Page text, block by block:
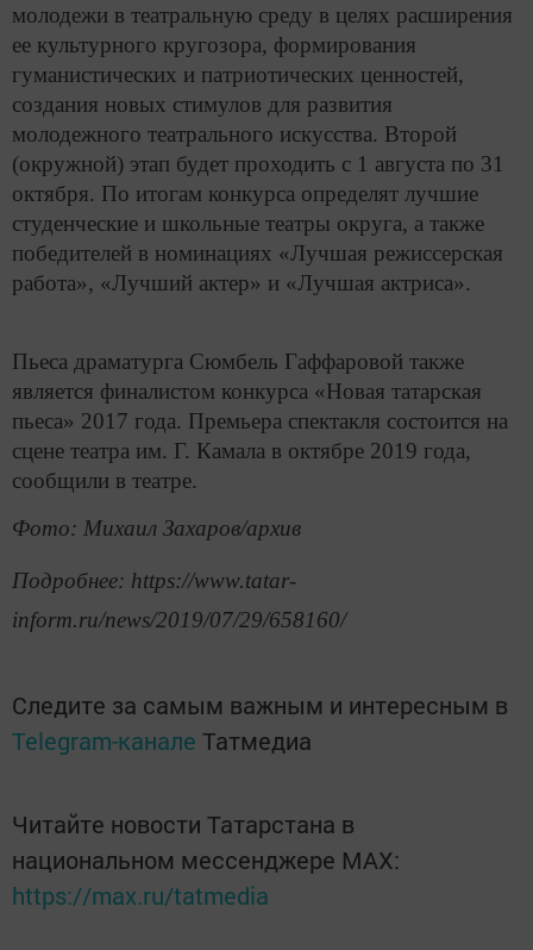
молодежи в театральную среду в целях расширения
ее культурного кругозора, формирования
гуманистических и патриотических ценностей,
создания новых стимулов для развития
молодежного театрального искусства. Второй
(окружной) этап будет проходить с 1 августа по 31
октября. По итогам конкурса определят лучшие
студенческие и школьные театры округа, а также
победителей в номинациях «Лучшая режиссерская
работа», «Лучший актер» и «Лучшая актриса».
Пьеса драматурга Сюмбель Гаффаровой также
является финалистом конкурса «Новая татарская
пьеса» 2017 года. Премьера спектакля состоится на
сцене театра им. Г. Камала в октябре 2019 года,
сообщили в театре.
Фото: Михаил Захаров/архив
Подробнее: https://www.tatar-
inform.ru/news/2019/07/29/658160/
Следите за самым важным и интересным в
Telegram-канале Татмедиа
Читайте новости Татарстана в
национальном мессенджере MАХ:
https://max.ru/tatmedia